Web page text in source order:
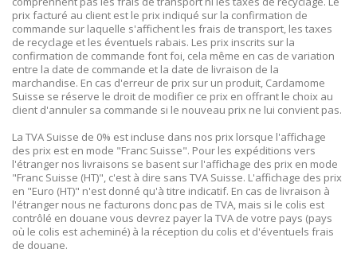
prix facturé au client est le prix indiqué sur la confirmation de
commande sur laquelle s'affichent les frais de transport, les taxes
de recyclage et les éventuels rabais. Les prix inscrits sur la
confirmation de commande font foi, cela même en cas de variation
entre la date de commande et la date de livraison de la
marchandise. En cas d'erreur de prix sur un produit, Cardamome
Suisse se réserve le droit de modifier ce prix en offrant le choix au
client d'annuler sa commande si le nouveau prix ne lui convient pas.
La TVA Suisse de 0% est incluse dans nos prix lorsque l'affichage
des prix est en mode "Franc Suisse". Pour les expéditions vers
l'étranger nos livraisons se basent sur l'affichage des prix en mode
"Franc Suisse (HT)", c'est à dire sans TVA Suisse. L'affichage des prix
en "Euro (HT)" n'est donné qu'à titre indicatif. En cas de livraison à
l'étranger nous ne facturons donc pas de TVA, mais si le colis est
contrôlé en douane vous devrez payer la TVA de votre pays (pays
où le colis est acheminé) à la réception du colis et d'éventuels frais
de douane.